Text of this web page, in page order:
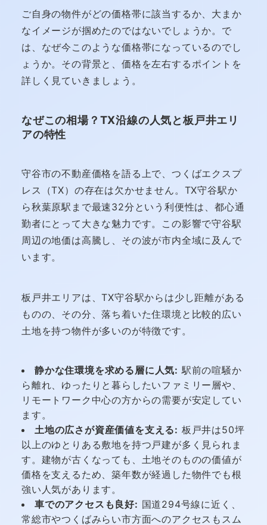
ご自身の物件がどの価格帯に該当するか、大まか
なイメージが掴めたのではないでしょうか。で
は、なぜ今このような価格帯になっているのでし
ょうか。その背景と、価格を左右するポイントを
詳しく見ていきましょう。
なぜこの相場？TX沿線の人気と板戸井エリ
アの特性
守谷市の不動産価格を語る上で、つくばエクスプ
レス（TX）の存在は欠かせません。TX守谷駅か
ら秋葉原駅まで最速32分という利便性は、都心通
勤者にとって大きな魅力です。この影響で守谷駅
周辺の地価は高騰し、その波が市内全域に及んで
います。
板戸井エリアは、TX守谷駅からは少し距離がある
ものの、その分、落ち着いた住環境と比較的広い
土地を持つ物件が多いのが特徴です。
静かな住環境を求める層に人気: 駅前の喧騒か
ら離れ、ゆったりと暮らしたいファミリー層や、
リモートワーク中心の方からの需要が安定してい
ます。
土地の広さが資産価値を支える: 板戸井は50坪
以上のゆとりある敷地を持つ戸建が多く見られま
す。建物が古くなっても、土地そのものの価値が
価格を支えるため、築年数が経過した物件でも根
強い人気があります。
車でのアクセスも良好: 国道294号線に近く、
常総市やつくばみらい市方面へのアクセスもスム